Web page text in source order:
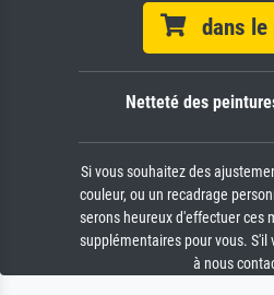
dans le
Netteté des
Si vous souhaitez des
couleur, ou un recadrage
serons heureux d'effectuer ces
supplémentaires pour vous. S'il
à nous